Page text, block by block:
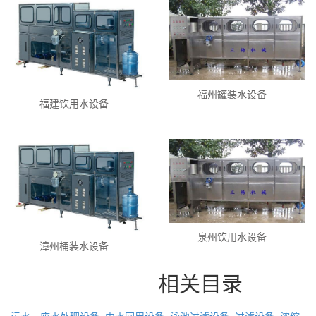
福建饮用水设备
福州罐装水设备
漳州桶装水设备
泉州饮用水设备
相关目录